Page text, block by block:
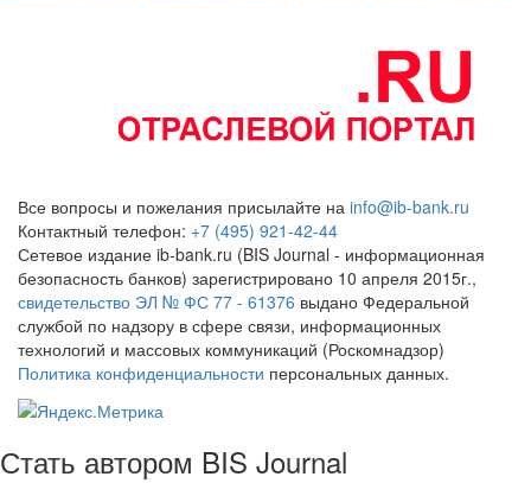
Все вопросы и пожелания присылайте на info@ib-bank.ru
Контактный телефон: +7 (495) 921-42-44
Сетевое издание ib-bank.ru (BIS Journal - информационная
безопасность банков) зарегистрировано 10 апреля 2015г.,
свидетельство ЭЛ № ФС 77 - 61376 выдано Федеральной
службой по надзору в сфере связи, информационных
технологий и массовых коммуникаций (Роскомнадзор)
Политика конфиденциальности персональных данных.
Стать автором BIS Journal